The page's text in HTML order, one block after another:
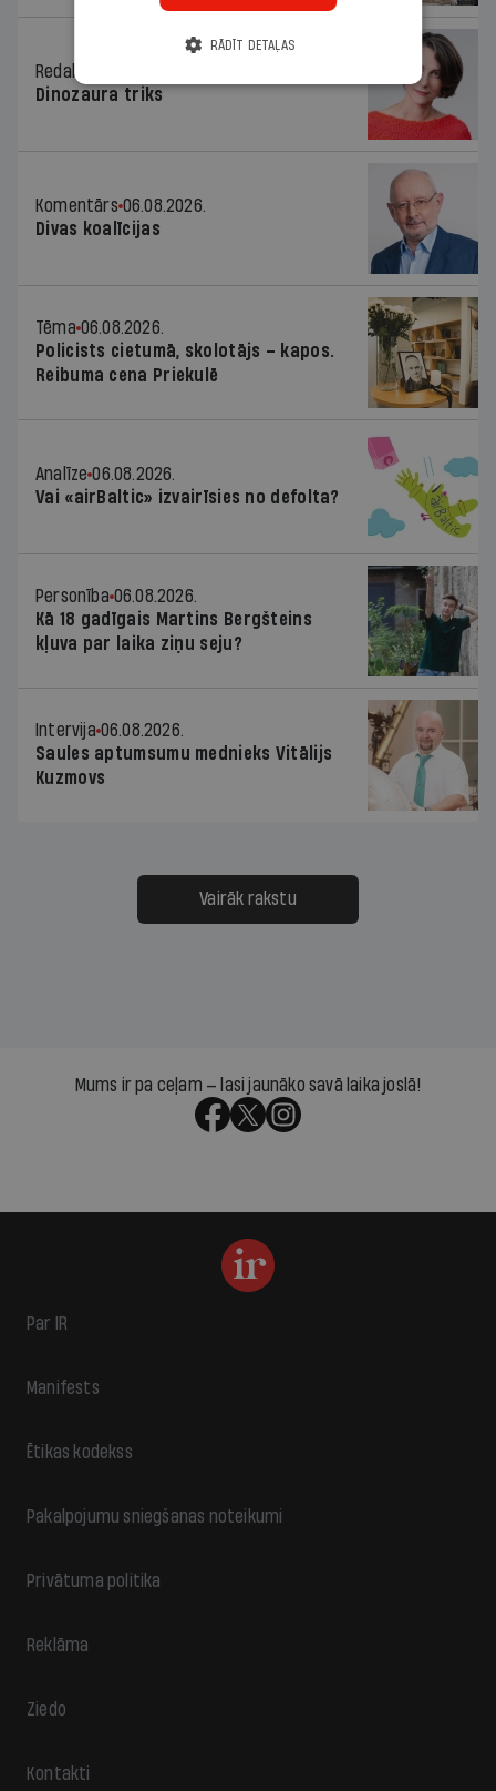
Redaktores sleja
Dinozaura triks
Komentārs 06.08.2026.
Divas koalīcijas
Tēma 06.08.2026.
Policists cietumā, skolotājs – kapos.
Reibuma cena Priekulē
Analīze 06.08.2026.
Vai «airBaltic» izvairīsies no defolta?
Personība 06.08.2026.
Kā 18 gadīgais Martins Bergšteins
kļuva par laika ziņu seju?
Intervija 06.08.2026.
Saules aptumsumu mednieks Vitālijs
Kuzmovs
Vairāk rakstu
Mums ir pa ceļam — lasi jaunāko savā laika joslā!
Par IR
Manifests
Ētikas kodekss
Pakalpojumu sniegšanas noteikumi
Privātuma politika
Reklāma
Ziedo
Kontakti
RĀDĪT DETAĻAS